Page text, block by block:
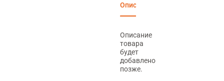
Описание
Описание
товара
будет
добавлено
позже.